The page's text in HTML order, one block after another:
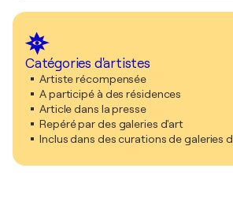
Catégories d'artistes
Artiste récompensée
A participé à des résidences
Article dans la presse
Repéré par des galeries d'art
Inclus dans des curations de galeries